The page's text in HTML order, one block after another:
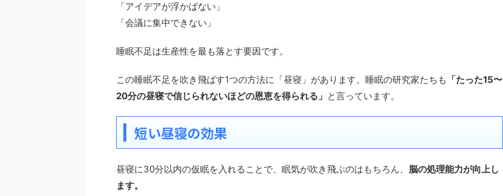
「アイデアが浮かばない」
「会議に集中できない」
睡眠不足は生産性を最も落とす要因です。
この睡眠不足を吹き飛ばす1つの方法に「昼寝」があります。睡眠の研究家たちも 「たった15〜
20分の昼寝で信じられないほどの恩恵を得られる」 と言っています。
短い昼寝の効果
昼寝に30分以内の仮眠を入れることで、眠気が吹き飛ぶのはもちろん、 脳の処理能力が向上し
ます。